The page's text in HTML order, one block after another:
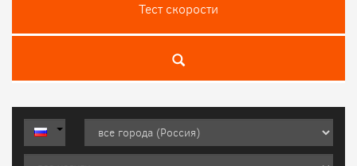
Тест скороcти